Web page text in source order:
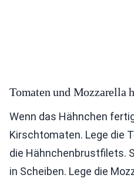
Tomaten und Mozzarella
Wenn das Hähnchen
Kirschtomaten. Lege die
die Hähnchenbrustfilets.
in Scheiben. Lege die